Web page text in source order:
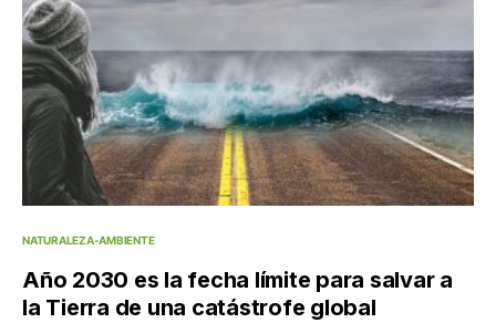
NATURALEZA-AMBIENTE
Año 2030 es la fecha límite para salvar a
la Tierra de una catástrofe global